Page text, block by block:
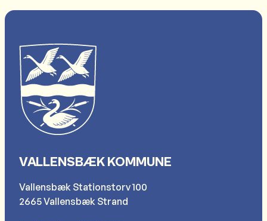
VALLENSBÆK KOMMUNE
Vallensbæk Stationstorv 100
2665 Vallensbæk Strand